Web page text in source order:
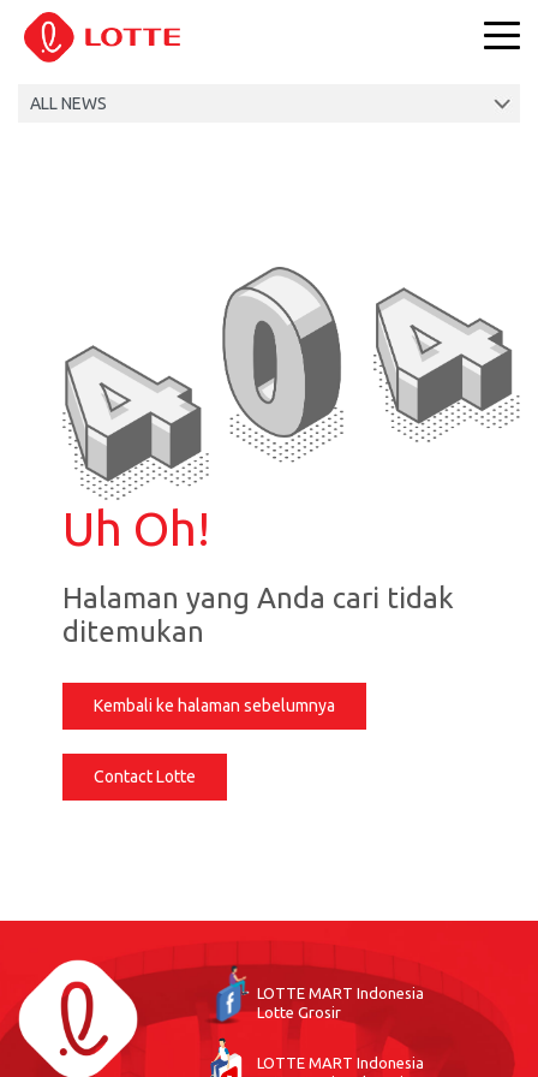
Uh Oh!
Halaman yang Anda cari tidak
ditemukan
Kembali ke halaman sebelumnya
Contact Lotte
LOTTE MART Indonesia
Lotte Grosir
LOTTE MART Indonesia